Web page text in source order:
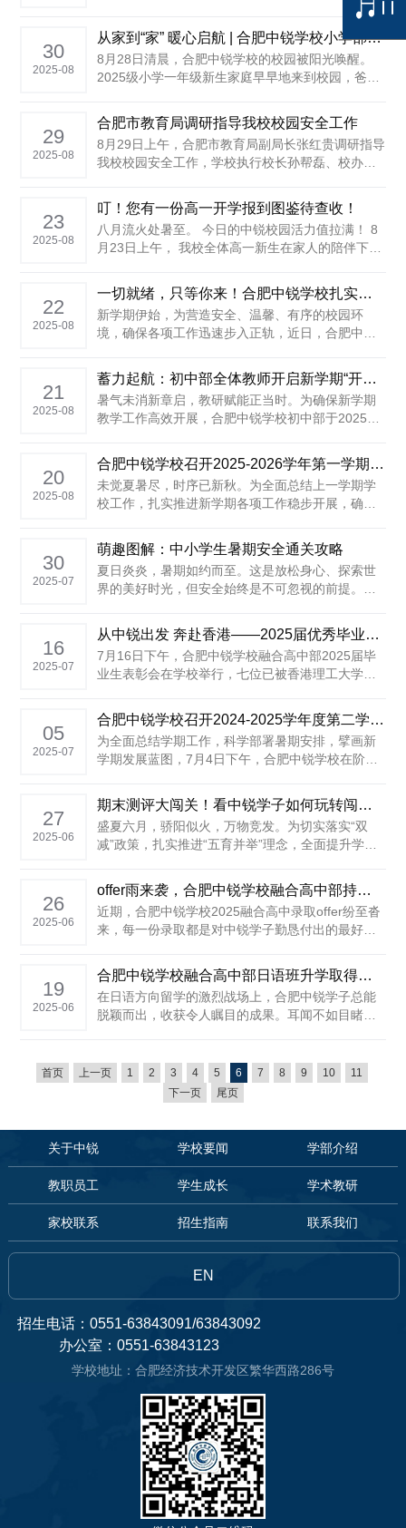
的希望，为扎实做好开学各项筹备工作，近日，合
肥中锐学校幼儿园以 “夯基・以爱・共研” 为主题开
展园本培训。 孙寒冬园长以《......
30
2025-08
从家到“家” 暖心启航 | 合肥中锐学校小学部2025级一年级适应体验活动
8月28日清晨，合肥中锐学校的校园被阳光唤醒。
2025级小学一年级新生家庭早早地来到校园，爸爸
从这天起，孩子们将在这里开始为期三天的适应体
验活动，这是他们第一次离开家，体验集体生活的
温暖与乐趣。 “阳光分班”开启良好开端 ......
29
2025-08
合肥市教育局调研指导我校校园安全工作
8月29日上午，合肥市教育局副局长张红贵调研指导
我校校园安全工作，学校执行校长孙帮磊、校办、
准备及校园安全风险隐患排查情况：学校召开了校
园安全隐患排查整治工作部署会，要求各部门提高
站位，坚持底线思维，强化风险意识，紧盯重点......
23
2025-08
叮！您有一份高一开学报到图鉴待查收！
八月流火处暑至。 今日的中锐校园活力值拉满！ 8
月23日上午， 我校全体高一新生在家人的陪伴下，
22
2025-08
一切就绪，只等你来！合肥中锐学校扎实做好开学准备工作
新学期伊始，为营造安全、温馨、有序的校园环
境，确保各项工作迅速步入正轨，近日，合肥中锐
勤保障两大核心，全面、细致地开展了一系列开学
准备工作，力求以崭新的面貌迎接全体中锐学子的
归来。 整洁为先：细节着手 营造舒适学习环境 ......
21
2025-08
蓄力起航：初中部全体教师开启新学期“开学第一研”
暑气未消新章启，教研赋能正当时。为确保新学期
教学工作高效开展，合肥中锐学校初中部于2025年
学、英语等学科组在教研组长的带领下，深入解读
教材，全员参与研讨，科学制定教学计划，为新学
期蓄力启航。学部领导深入各组指导，现场研讨氛
围热烈，为开学工作奠定......
20
2025-08
合肥中锐学校召开2025-2026学年第一学期全体教职工大会
未觉夏暑尽，时序已新秋。为全面总结上一学期学
校工作，扎实推进新学期各项工作稳步开展，确保
校在阶梯教室召开2025-2026学年第一学期全体教
职工大会。集团公司理事长张傲冬、学校党支部书
记汪先齐、执行校长孙帮磊、副校长刘磊出席大
会，全体教职工参会，......
30
2025-07
萌趣图解：中小学生暑期安全通关攻略
夏日炎炎，暑期如约而至。这是放松身心、探索世
界的美好时光，但安全始终是不可忽视的前提。同
牢记！ ...
16
2025-07
从中锐出发 奔赴香港——2025届优秀毕业生荣耀返校！
7月16日下午，合肥中锐学校融合高中部2025届毕
业生表彰会在学校举行，七位已被香港理工大学、
业生荣耀返校，与母校师生重聚，用实际成果彰显
融合高中部的卓越实力。 作为中锐融合高中部接受
A-Level国际课程培养......
05
2025-07
合肥中锐学校召开2024-2025学年度第二学期期末教职工大会
为全面总结学期工作，科学部署暑期安排，擘画新
学期发展蓝图，7月4日下午，合肥中锐学校在阶梯
工大会。集团公司领导张傲冬、学校党支部书记汪
先齐、执行校长孙帮磊、副校长刘磊出席大会，全
体教职员工参加会议，会议由副校长刘磊主持。
......
27
2025-06
期末测评大闯关！看中锐学子如何玩转闯关游戏！
盛夏六月，骄阳似火，万物竞发。为切实落实“双
减”政策，扎实推进“五育并举”理念，全面提升学生
精心打造了一场别开生面的“趣味无纸笔，快乐大闯
关”期末无纸化测评活动。 本次活动将学科知识融入
趣味闯关游戏，通过情境化、游戏化的......
26
2025-06
offer雨来袭，合肥中锐学校融合高中部持续创纪录！
近期，合肥中锐学校2025融合高中录取offer纷至沓
来，每一份录取都是对中锐学子勤恳付出的最好回
力的高度认可。 部分录取成果 6份 伦敦大学学院
（UCL）Offer 1份 香港大学Offer......
19
2025-06
合肥中锐学校融合高中部日语班升学取得瞩目成果！
在日语方向留学的激烈战场上，合肥中锐学子总能
脱颖而出，收获令人瞩目的成果。耳闻不如目睹：
首页 上一页 1 2 3 4 5 6 7 8 9 10
11
下一页
尾页
关于中锐 学校要闻 学部介绍
教职员工 学生成长 学术教研
家校联系 招生指南 联系我们
EN
招生电话：0551-63843091/63843092
办公室：0551-63843123
学校地址：合肥经济技术开发区繁华西路286号